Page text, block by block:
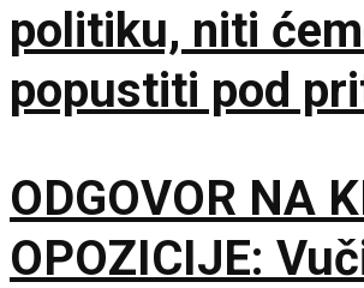
politiku, niti
popustiti pod
ODGOVOR NA
OPOZICIJE: